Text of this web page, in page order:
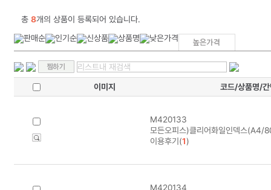
총 8개의 상품이 등록되어 있습니다.
이미지 코드/상품명/간
M420133
모든오피스)클리어화일인덱스(A4/
이용후기(1)
M420134